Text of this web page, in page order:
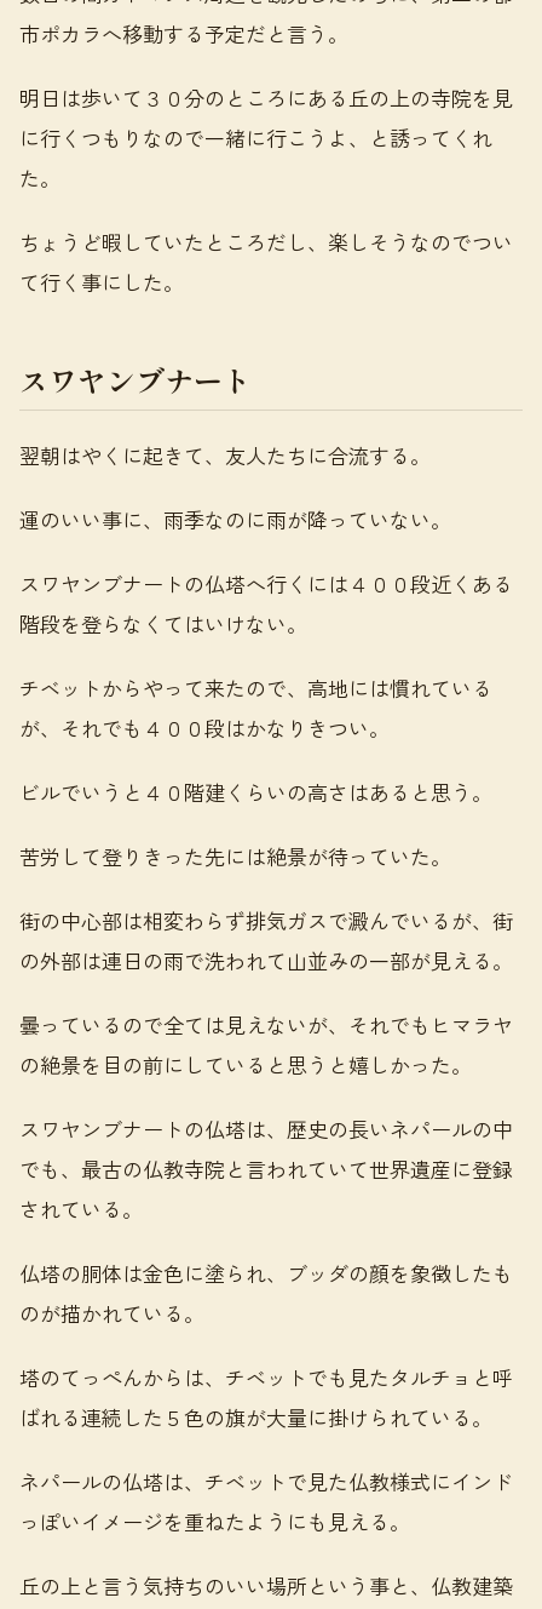
市ポカラへ移動する予定だと言う。
明日は歩いて３０分のところにある丘の上の寺院を見
に行くつもりなので一緒に行こうよ、と誘ってくれ
た。
ちょうど暇していたところだし、楽しそうなのでつい
て行く事にした。
スワヤンブナート
翌朝はやくに起きて、友人たちに合流する。
運のいい事に、雨季なのに雨が降っていない。
スワヤンブナートの仏塔へ行くには４００段近くある
階段を登らなくてはいけない。
チベットからやって来たので、高地には慣れている
が、それでも４００段はかなりきつい。
ビルでいうと４０階建くらいの高さはあると思う。
苦労して登りきった先には絶景が待っていた。
街の中心部は相変わらず排気ガスで澱んでいるが、街
の外部は連日の雨で洗われて山並みの一部が見える。
曇っているので全ては見えないが、それでもヒマラヤ
の絶景を目の前にしていると思うと嬉しかった。
スワヤンブナートの仏塔は、歴史の長いネパールの中
でも、最古の仏教寺院と言われていて世界遺産に登録
されている。
仏塔の胴体は金色に塗られ、ブッダの顔を象徴したも
のが描かれている。
塔のてっぺんからは、チベットでも見たタルチョと呼
ばれる連続した５色の旗が大量に掛けられている。
ネパールの仏塔は、チベットで見た仏教様式にインド
っぽいイメージを重ねたようにも見える。
丘の上と言う気持ちのいい場所という事と、仏教建築